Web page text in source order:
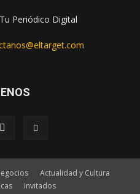
Periódico Digital
Actualidad y Cultura
Invitados